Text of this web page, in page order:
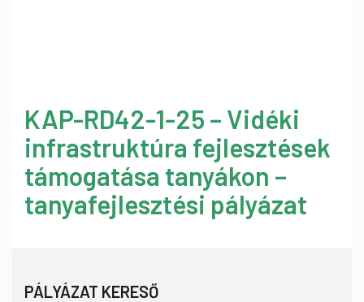
KAP-RD42-1-25 – Vidéki
infrastruktúra fejlesztések
támogatása tanyákon –
tanyafejlesztési pályázat
PÁLYÁZAT KERESŐ